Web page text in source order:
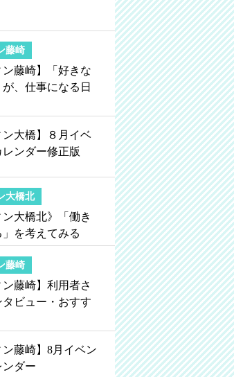
藤崎
ン藤崎】「好きな
が、仕事になる日
ン大橋】８月イベ
レンダー修正版
大橋北
ン大橋北》「働き
を考えてみる
藤崎
ン藤崎】利用者さ
タビュー・おすす
ン藤崎】8月イベン
ンダー